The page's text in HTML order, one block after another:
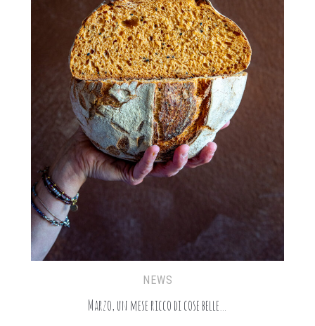
NEWS
Marzo, un mese ricco di cose belle…